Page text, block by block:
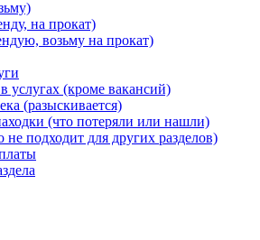
на прокат)
возьму на прокат)
услугах (кроме вакансий)
(разыскивается)
(что потеряли или нашли)
не подходит для других разделов)